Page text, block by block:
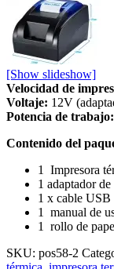
[Show slideshow]
Velocidad de
Voltaje: 12V
Potencia de trabajo:
Contenido del
1 Impresora
1 adaptador
1 x cable USB
1 manual de
1 rollo de
SKU: pos58-2